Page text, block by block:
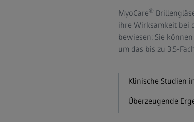
MyoCare®
ihre Wirksamkeit bei
bewiesen: Sie
um das bis zu
Klinische Studien
Überzeugende